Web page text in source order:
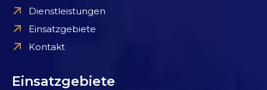
Dienstleistungen
Einsatzgebiete
Kontakt
Einsatzgebiete